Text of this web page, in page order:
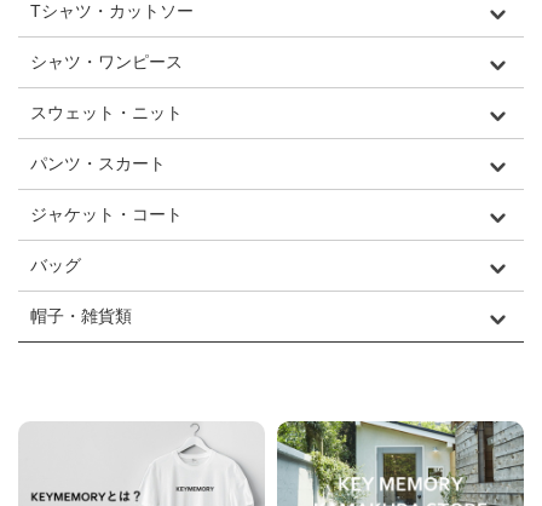
Tシャツ・カットソー
シャツ・ワンピース
スウェット・ニット
パンツ・スカート
ジャケット・コート
バッグ
帽子・雑貨類